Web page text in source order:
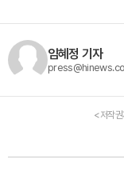
임혜정 기자
<저작